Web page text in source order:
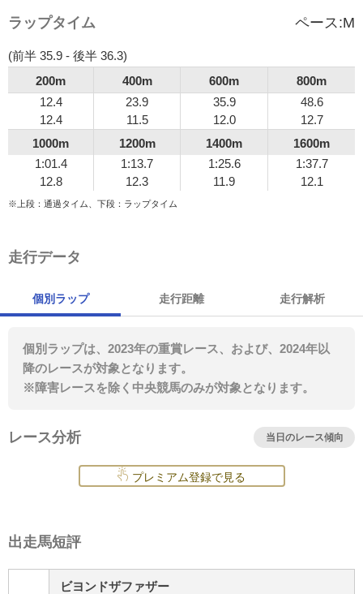
ラップタイム ペース:M
(前半 35.9 - 後半 36.3)
200m
400m 600m
800m
12.4
12.4
23.9
11.5
35.9
12.0
48.6
12.7
1000m
1200m 1400m
1600m
1:01.4
12.8
1:13.7
12.3
1:25.6
11.9
1:37.7
12.1
※上段：通過タイム、下段：ラップタイム
走行データ
個別ラップ 走行距離 走行解析
個別ラップは、2023年の重賞レース、および、2024年以
降のレースが対象となります。
※障害レースを除く中央競馬のみが対象となります。
レース分析 当日のレース傾向
プレミアム登録で見る
出走馬短評
ビヨンドザファザー